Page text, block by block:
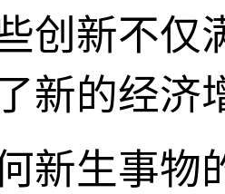
创新不仅
新的经济
新生事物